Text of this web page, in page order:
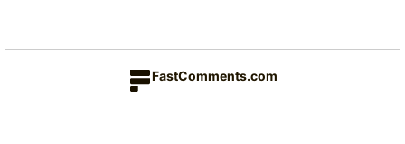
FastComments.com